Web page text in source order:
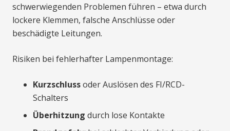
schwerwiegenden Problemen führen – etwa durch
lockere Klemmen, falsche Anschlüsse oder
beschädigte Leitungen.
Risiken bei fehlerhafter Lampenmontage:
Kurzschlussoder Auslösen des FI/RCD-
Schalters
Überhitzung durch lose Kontakte